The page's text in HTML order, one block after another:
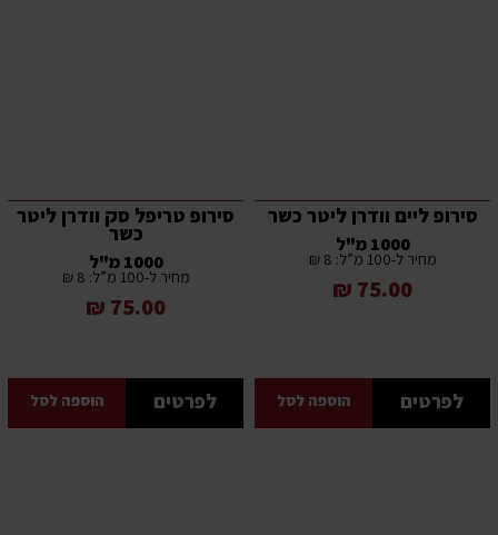
סירופ ליים וודרן ליטר כשר
1000 מ"ל
מחיר ל-100 מ”ל: 8 ₪
75.00 ₪
לפרטים הוספה לסל
סירופ טריפל סק וודרן ליטר
כשר
1000 מ"ל
מחיר ל-100 מ”ל: 8 ₪
75.00 ₪
לפרטים הוספה לסל